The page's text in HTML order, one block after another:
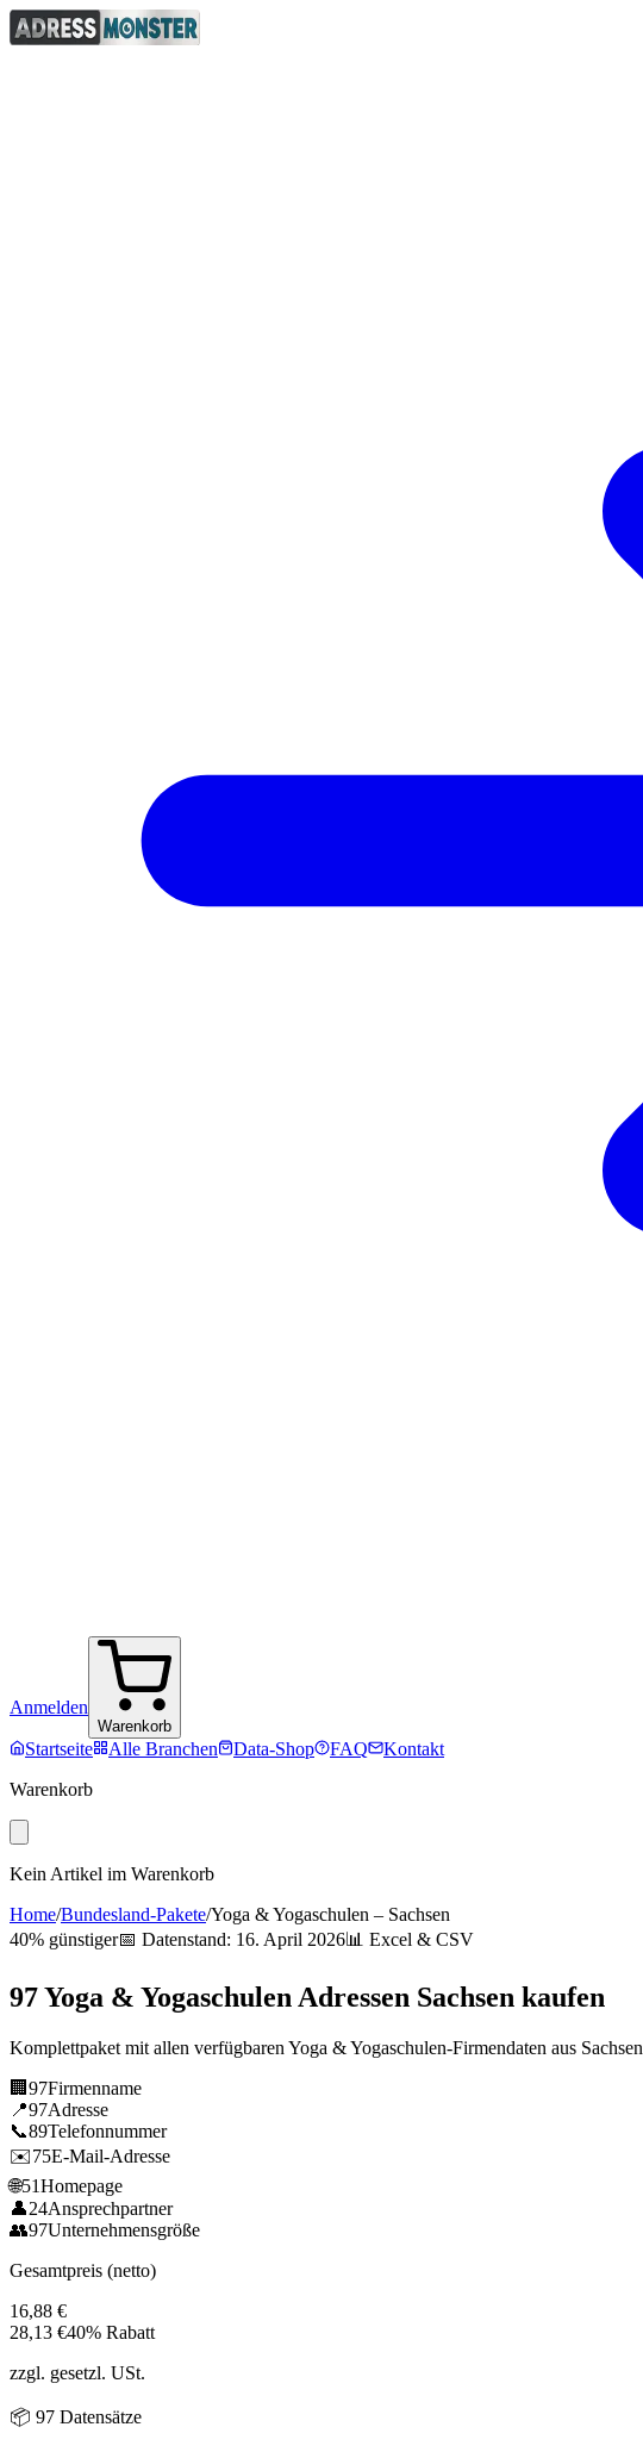
Anmelden
Warenkorb
Startseite Alle Branchen Data-Shop FAQ
Kontakt
Warenkorb
Kein Artikel im Warenkorb
Home/Bundesland-Pakete/Yoga & Yogaschulen – Sachsen
40% günstiger📅 Datenstand: 16. April 2026📊 Excel & CSV
97Yoga & Yogaschulen Adressen Sachsen kaufen
Komplettpaket mit allen verfügbaren Yoga & Yogaschulen-Firmendaten aus Sachsen
🏢 97Firmenname
📍97Adresse
📞89Telefonnummer
✉️75E-Mail-Adresse
🌐51Homepage
👤24Ansprechpartner
👥97Unternehmensgröße
Gesamtpreis (netto)
16,88 €
28,13 €40% Rabatt
zzgl. gesetzl. USt.
📦 97 Datensätze